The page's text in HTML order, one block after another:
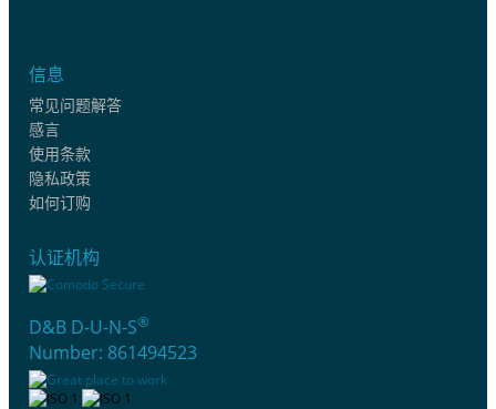
信息
常见问题解答
感言
使用条款
隐私政策
如何订购
认证机构
D&B D-U-N-S®
Number: 861494523